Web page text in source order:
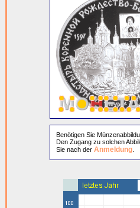
Benötigen Sie
Den Zugang zu solchen
Sie nach der Anmeldung.